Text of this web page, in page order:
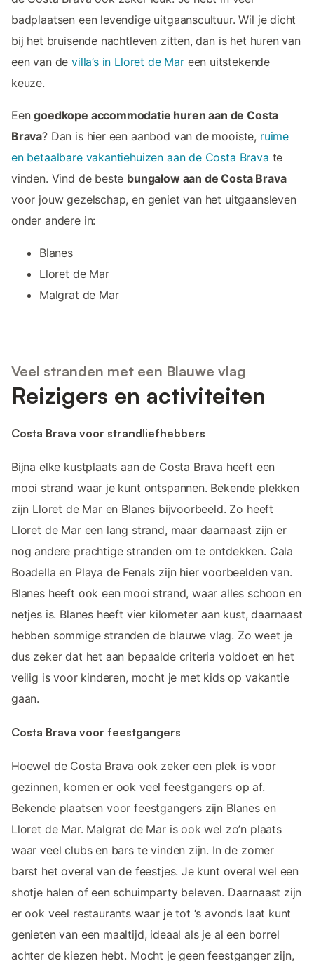
badplaatsen een levendige uitgaanscultuur. Wil je dicht
bij het bruisende nachtleven zitten, dan is het huren van
een van devilla’s in Lloret de Mareen uitstekende
keuze.
Eengoedkope accommodatie huren aan de Costa
Brava? Dan is hier een aanbod van de mooiste, ruime
en betaalbare vakantiehuizen aan de Costa Brava te
vinden. Vind de beste bungalow aan de Costa Brava
voor jouw gezelschap, en geniet van het uitgaansleven
onder andere in:
Blanes
Lloret de Mar
Malgrat de Mar
Veel stranden met een Blauwe vlag
Reizigers en activiteiten
Costa Brava voor strandliefhebbers
Bijna elke kustplaats aan de Costa Brava heeft een
mooi strand waar je kunt ontspannen. Bekende plekken
zijn Lloret de Mar en Blanes bijvoorbeeld. Zo heeft
Lloret de Mar een lang strand, maar daarnaast zijn er
nog andere prachtige stranden om te ontdekken. Cala
Boadella en Playa de Fenals zijn hier voorbeelden van.
Blanes heeft ook een mooi strand, waar alles schoon en
netjes is. Blanes heeft vier kilometer aan kust, daarnaast
hebben sommige stranden de blauwe vlag. Zo weet je
dus zeker dat het aan bepaalde criteria voldoet en het
veilig is voor kinderen, mocht je met kids op vakantie
gaan.
Costa Brava voor feestgangers
Hoewel de Costa Brava ook zeker een plek is voor
gezinnen, komen er ook veel feestgangers op af.
Bekende plaatsen voor feestgangers zijn Blanes en
Lloret de Mar. Malgrat de Mar is ook wel zo’n plaats
waar veel clubs en bars te vinden zijn. In de zomer
barst het overal van de feestjes. Je kunt overal wel een
shotje halen of een schuimparty beleven. Daarnaast zijn
er ook veel restaurants waar je tot ‘s avonds laat kunt
genieten van een maaltijd, ideaal als je al een borrel
achter de kiezen hebt. Mocht je geen feestganger zijn,